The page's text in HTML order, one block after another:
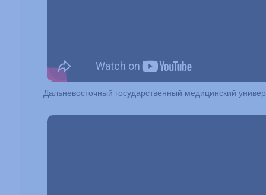
Дальневосточный государственный медицинский